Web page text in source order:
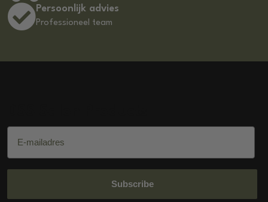
Persoonlijk advies
Professioneel team
E-mailadres
Subscribe